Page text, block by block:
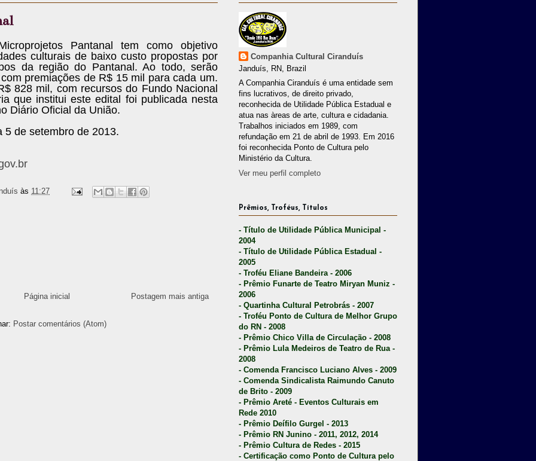
Pantanal tem como objetivo
culturais de baixo custo propostas por
da região do Pantanal. Ao todo, serão
premiações de R$ 15 mil para cada um.
828 mil, com recursos do Fundo Nacional
que institui este edital foi publicada nesta
Diário Oficial da União.
5 de setembro de 2013.
às 11:27
Postagem mais antiga
Página inicial
Postar comentários (Atom)
Companhia Cultural Ciranduís
Janduís, RN, Brazil
A Companhia Ciranduís é uma entidade sem
fins lucrativos, de direito privado,
reconhecida de Utilidade Pública Estadual e
atua nas àreas de arte, cultura e cidadania.
Trabalhos iniciados em 1989, com
refundação em 21 de abril de 1993. Em 2016
foi reconhecida Ponto de Cultura pelo
Ministério da Cultura.
Ver meu perfil completo
Prêmios, Troféus, Títulos
- Título de Utilidade Pública Municipal -
2004
- Título de Utilidade Pública Estadual -
2005
- Troféu Eliane Bandeira - 2006
- Prêmio Funarte de Teatro Miryan Muniz -
2006
- Quartinha Cultural Petrobrás - 2007
- Troféu Ponto de Cultura de Melhor Grupo
do RN - 2008
- Prêmio Chico Villa de Circulação - 2008
- Prêmio Lula Medeiros de Teatro de Rua -
2008
- Comenda Francisco Luciano Alves - 2009
- Comenda Sindicalista Raimundo Canuto
de Brito - 2009
- Prêmio Areté - Eventos Culturais em
Rede 2010
- Prêmio Deífilo Gurgel - 2013
- Prêmio RN Junino - 2011, 2012, 2014
- Prêmio Cultura de Redes - 2015
- Certificação como Ponto de Cultura pelo